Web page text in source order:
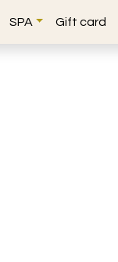
SPA Gift card